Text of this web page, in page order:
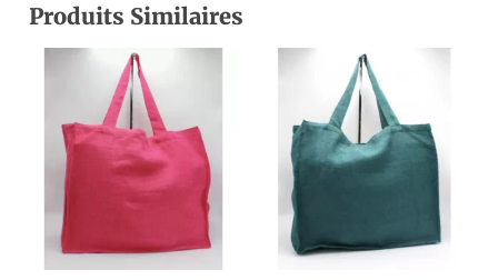
Produits Similaires